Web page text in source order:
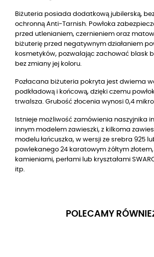
Biżuteria posiada dodatkową jubilerską,
ochronną Anti-Tarnish. Powłoka
przed utlenianiem, czernieniem oraz
biżuterię przed negatywnym działaniem
kosmetyków, pozwalając zachować blask
bez zmiany jej koloru.
Pozłacana biżuteria pokryta jest dwiema
podkładową i końcową, dzięki czemu
trwalsza. Grubość złocenia wynosi 0,4
Istnieje możliwość zamówienia naszyjnika
innym modelem zawieszki, z kilkoma
modelu łańcuszka, w wersji ze srebra 925
powlekanego 24 karatowym żółtym
kamieniami, perłami lub kryształami
itp.
POLECAMY